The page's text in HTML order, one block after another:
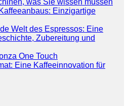
was Sie wissen müssen
Einzigartige
Welt des Espressos: Eine
Zubereitung und
One Touch
Eine Kaffeeinnovation für